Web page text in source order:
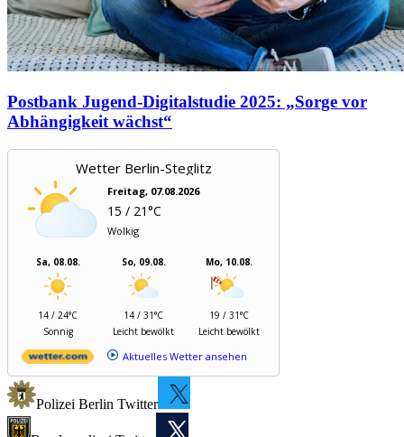
Postbank Jugend-Digitalstudie 2025: „Sorge vor
Abhängigkeit wächst“
Wetter Berlin-Steglitz
Freitag, 07.08.2026
15 / 21°C
Wolkig
Sa, 08.08.
14 / 24°C
Sonnig
So, 09.08.
14 / 31°C
Leicht bewölkt
Mo, 10.08.
19 / 31°C
Leicht bewölkt
Aktuelles Wetter ansehen
Polizei Berlin Twitter